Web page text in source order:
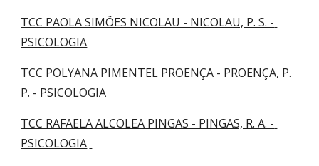
TCC PAOLA SIMÕES NICOLAU - NICOLAU, P. S. -
PSICOLOGIA
TCC POLYANA PIMENTEL PROENÇA - PROENÇA, P.
P. - PSICOLOGIA
TCC RAFAELA ALCOLEA PINGAS - PINGAS, R. A. -
PSICOLOGIA